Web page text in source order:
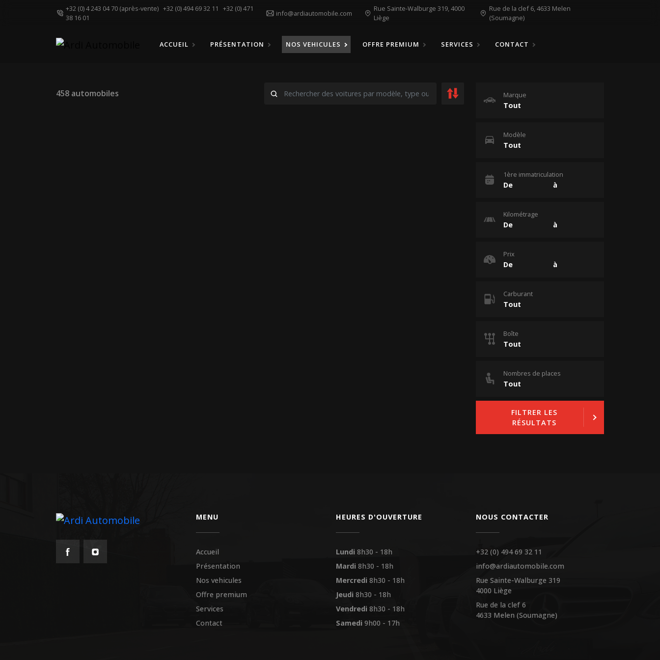
+32 (0) 4 243 04 70 (après-vente) +32 (0) 494 69 32 11
+32 (0) 471
38 16 01
info@ardiautomobile.com
Rue Sainte-Walburge 319, 4000
Liège
Rue de la clef 6, 4633 Melen
(Soumagne)
ACCUEIL PRÉSENTATION NOS VEHICULES OFFRE PREMIUM SERVICES CONTACT
458 automobiles Marque
Modèle
1ère immatriculation
Kilométrage
Prix
Carburant
Boîte
Nombres de places
FILTRER LES
RÉSULTATS
MENU
Accueil
Présentation
Nos vehicules
Offre premium
Services
Contact
HEURES D'OUVERTURE
Lundi 8h30 - 18h
Mardi 8h30 - 18h
Mercredi 8h30 - 18h
Jeudi 8h30 - 18h
Vendredi 8h30 - 18h
Samedi 9h00 - 17h
NOUS CONTACTER
+32 (0) 494 69 32 11
info@ardiautomobile.com
Rue Sainte-Walburge 319
4000 Liège
Rue de la clef 6
4633 Melen (Soumagne)